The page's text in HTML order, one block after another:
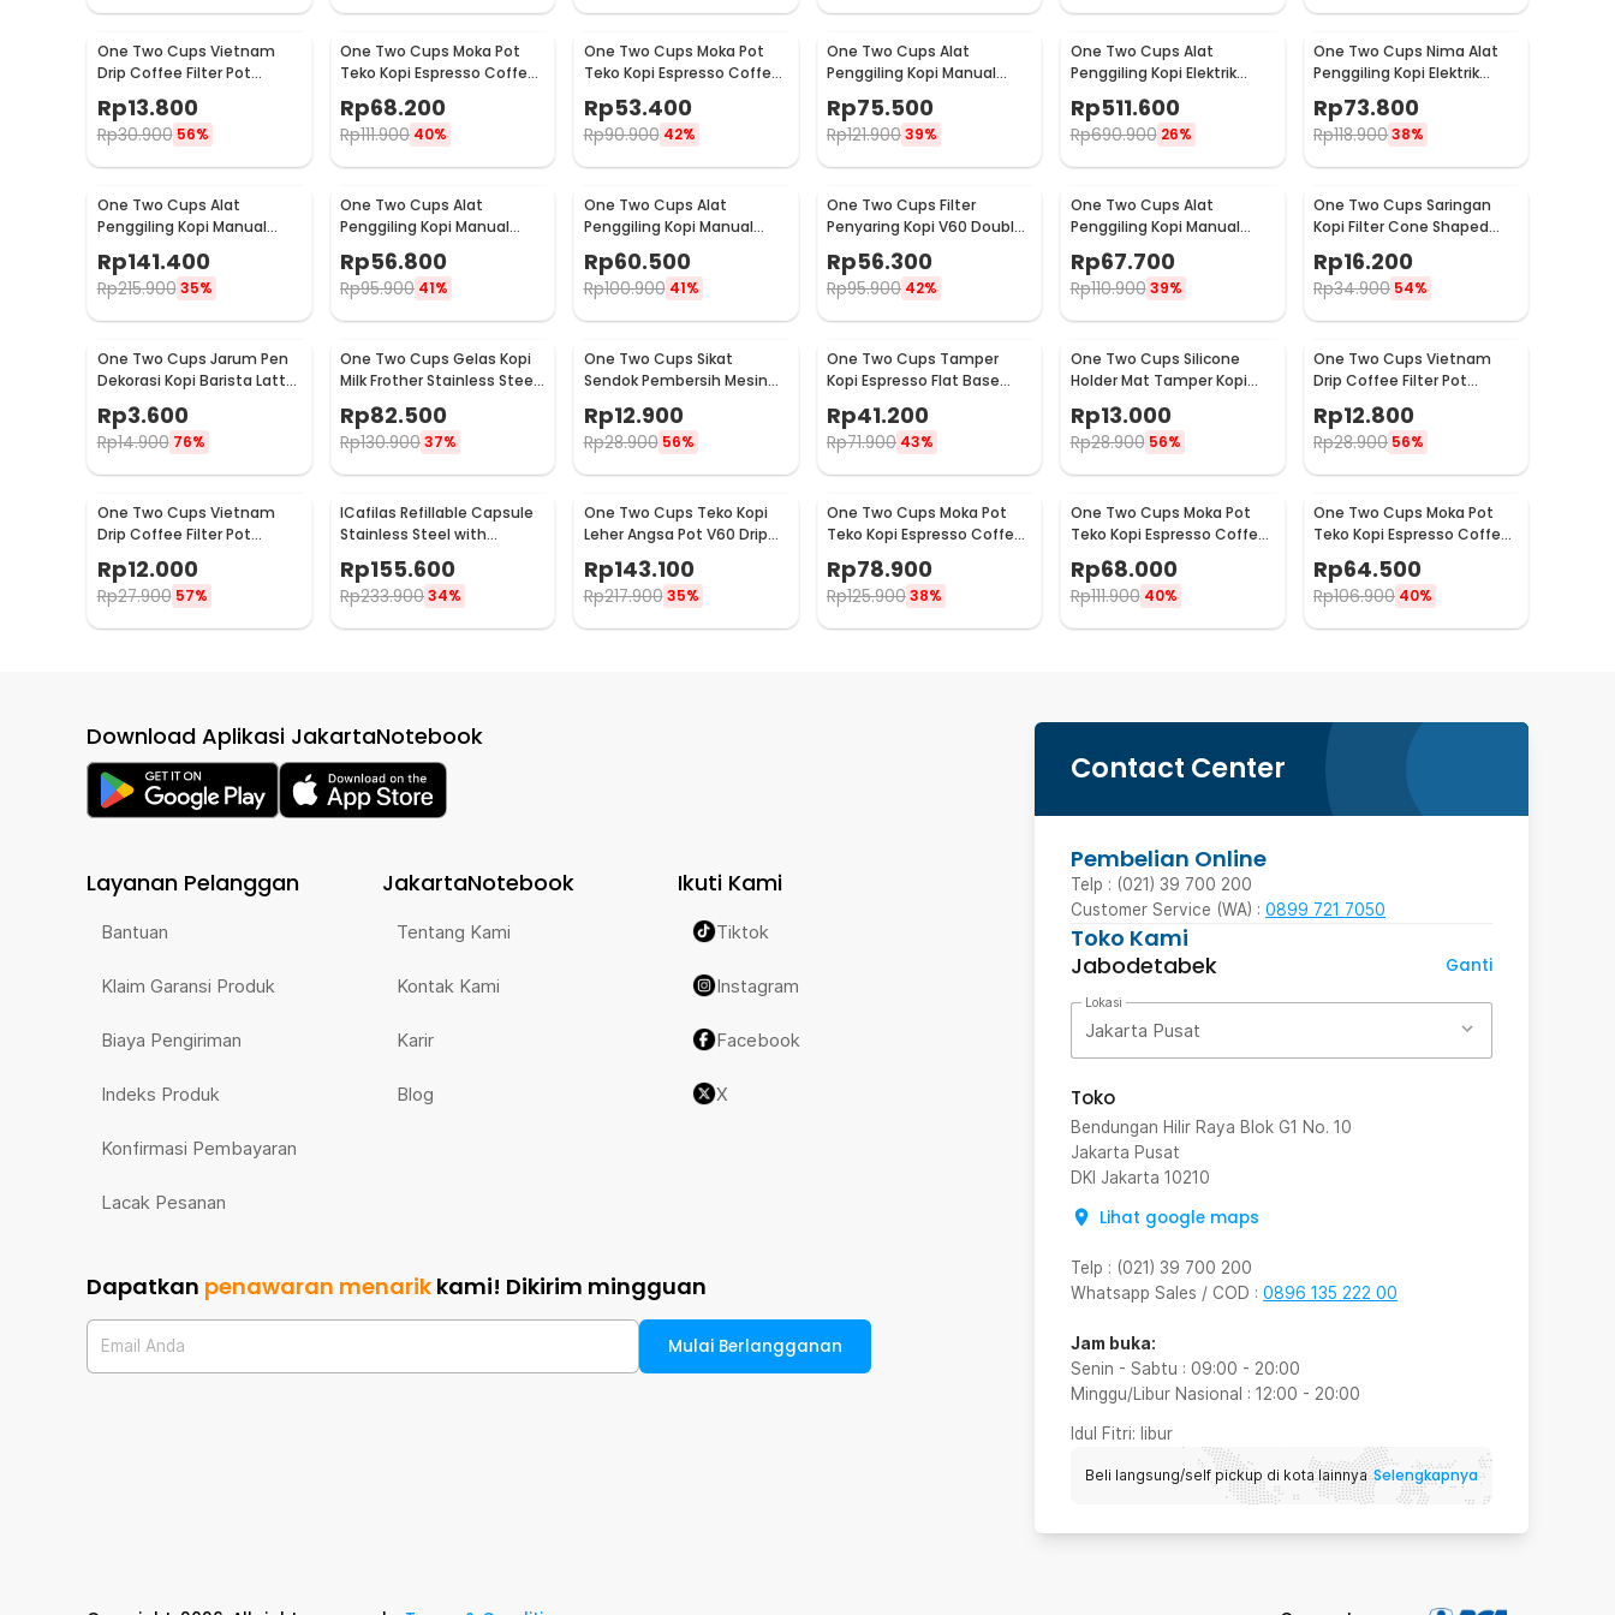
One Two Cups Vietnam
Drip Coffee Filter Pot
Saringan Kopi 180ml 8Q -
LC1
Rp13.800
Rp30.900 56%
One Two Cups Moka Pot
Teko Kopi Espresso Coffee
Stovetop 4 Cup 200ml -
Z20
Rp68.200
Rp111.900 40%
One Two Cups Moka Pot
Teko Kopi Espresso Coffee
Stovetop 2 Cup 100ml -
Z20
Rp53.400
Rp90.900 42%
One Two Cups Alat
Penggiling Kopi Manual
16290
Rp75.500
Rp121.90039%
One Two Cups Alat
Penggiling Kopi Elektrik
Coffee Grinder Adjustable
- 600N
Rp511.600
Rp690.900 26%
One Two Cups Nima Alat
Penggiling Kopi Elektrik
Bumbu Coffee Grinder -
NM-8300
Rp73.800
Rp118.90038%
One Two Cups Alat
Penggiling Kopi Manual
CW85532
Rp141.400
Rp215.900 35%
One Two Cups Alat
Penggiling Kopi Manual
Coffee Grinder 160ml -
CF012
Rp56.800
Rp95.900 41%
One Two Cups Alat
Penggiling Kopi Manual
Coffee Grinder Adjustable
- RHNHA0176
Rp60.500
Rp100.900 41%
One Two Cups Filter
Penyaring Kopi V60 Double
Layer Coffee Filter - FS-40S
Rp56.300
Rp95.900 42%
One Two Cups Alat
Penggiling Kopi Manual
Coffee Grinder Adjustable
- CF4146
Rp67.700
Rp110.900 39%
One Two Cups Saringan
Kopi Filter Cone Shaped
Coffee Dripper 1 PCS - K741
Rp16.200
Rp34.900 54%
One Two Cups Jarum Pen
Dekorasi Kopi Barista Latte
Art Needle 13cm - F3F27
Rp3.600
Rp14.900 76%
One Two Cups Gelas Kopi
Milk Frother Stainless Steel
400ml - WZ0011
Rp82.500
Rp130.90037%
One Two Cups Sikat
Sendok Pembersih Mesin
Rp12.900
Rp28.900 56%
One Two Cups Tamper
Kopi Espresso Flat Base
SS51
Rp41.200
Rp71.900 43%
One Two Cups Silicone
Holder Mat Tamper Kopi
Espresso Barista - 0310
Rp13.000
Rp28.900 56%
One Two Cups Vietnam
Drip Coffee Filter Pot
Saringan Kopi 124ml 7Q -
LC1
Rp12.800
Rp28.900 56%
One Two Cups Vietnam
Drip Coffee Filter Pot
LC1
Rp12.000
Rp27.900 57%
ICafilas Refillable Capsule
Stainless Steel with
Tamper for Nespresso -
F456
Rp155.600
Rp233.90034%
One Two Cups Teko Kopi
Leher Angsa Pot V60 Drip
Kettle 960ml - RF-15
Rp143.100
Rp217.900 35%
One Two Cups Moka Pot
Teko Kopi Espresso Coffee
Maker Stovetop 6 Cup
300ml - Z21
Rp78.900
Rp125.90038%
One Two Cups Moka Pot
Teko Kopi Espresso Coffee
Maker Stovetop 4 Cup
200ml - Z21
Rp68.000
Rp111.900 40%
One Two Cups Moka Pot
Teko Kopi Espresso Coffee
Maker Stovetop 2 Cup
100ml - Z21
Rp64.500
Rp106.900 40%
Contact Center
Pembelian Online
Telp : (021) 39 700 200
Customer Service (WA) : 0899 721 7050
Toko Kami
Jabodetabek
Ganti
Lokasi
Jakarta Pusat
Toko
Bendungan Hilir Raya Blok G1 No. 10
Jakarta Pusat
DKI Jakarta 10210
Lihat google maps
Telp : (021) 39 700 200
Whatsapp Sales / COD : 0896 135 222 00
Jam buka:
Senin - Sabtu : 09:00 - 20:00
Minggu/Libur Nasional : 12:00 - 20:00
Idul Fitri: libur
Beli langsung/self pickup di kota lainnya Selengkapnya
Download Aplikasi JakartaNotebook
Layanan Pelanggan
Bantuan
Klaim Garansi Produk
Biaya Pengiriman
Indeks Produk
Konfirmasi Pembayaran
Lacak Pesanan
JakartaNotebook
Tentang Kami
Kontak Kami
Karir
Blog
Ikuti Kami
Tiktok
Instagram
Facebook
X
Dapatkan penawaran menarik kami! Dikirim mingguan
Email Anda Mulai Berlangganan